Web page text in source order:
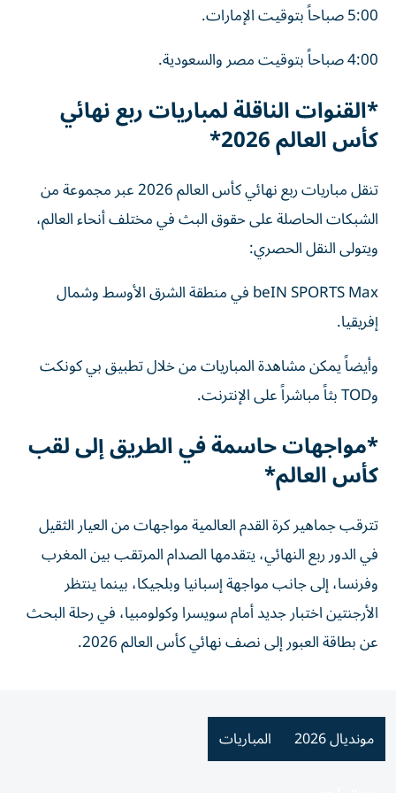
5:00 صباحاً بتوقيت الإمارات.
4:00 صباحاً بتوقيت مصر والسعودية.
*القنوات الناقلة لمباريات ربع نهائي
كأس العالم 2026*
تنقل مباريات ربع نهائي كأس العالم 2026 عبر مجموعة من
الشبكات الحاصلة على حقوق البث في مختلف أنحاء العالم،
ويتولى النقل الحصري:
beIN SPORTS Max في منطقة الشرق الأوسط وشمال
إفريقيا.
وأيضاً يمكن مشاهدة المباريات من خلال تطبيق بي كونكت
وTOD بثاً مباشراً على الإنترنت.
*مواجهات حاسمة في الطريق إلى لقب
كأس العالم*
تترقب جماهير كرة القدم العالمية مواجهات من العيار الثقيل
في الدور ربع النهائي، يتقدمها الصدام المرتقب بين المغرب
وفرنسا، إلى جانب مواجهة إسبانيا وبلجيكا، بينما ينتظر
الأرجنتين اختبار جديد أمام سويسرا وكولومبيا، في رحلة البحث
عن بطاقة العبور إلى نصف نهائي كأس العالم 2026.
مونديال 2026 المباريات